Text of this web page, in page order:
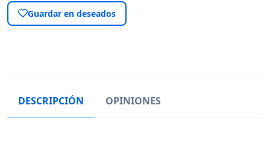
Guardar en deseados
DESCRIPCIÓN OPINIONES